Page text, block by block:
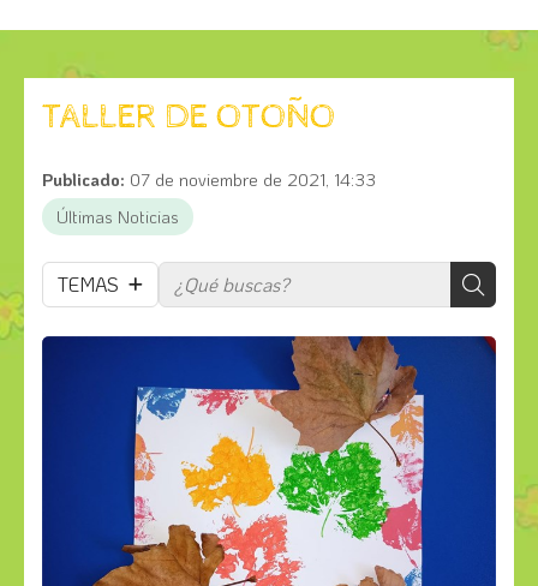
TALLER DE OTOÑO
Publicado: 07 de noviembre de 2021, 14:33
Últimas Noticias
TEMAS